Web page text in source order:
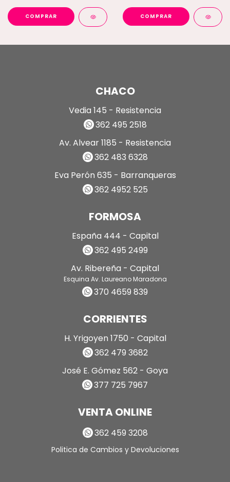
COMPRAR COMPRAR
CHACO
Vedia 145 - Resistencia
362 495 2518
Av. Alvear 1185 - Resistencia
362 483 6328
Eva Perón 635 - Barranqueras
362 4952 525
FORMOSA
España 444 - Capital
362 495 2499
Av. Ribereña - Capital
Esquina Av. Laureano Maradona
370 4659 839
CORRIENTES
H. Yrigoyen 1750 - Capital
362 479 3682
José E. Gómez 562 - Goya
377 725 7967
VENTA ONLINE
362 459 3208
Politica de Cambios y Devoluciones